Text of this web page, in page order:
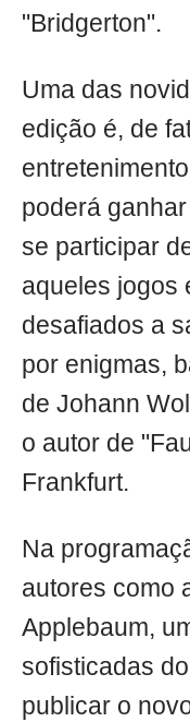
"Bridgerton".
Uma das
edição é, de
poderá
se participar
aqueles jogos
desafiados a
por enigmas,
de Johann
o autor de
Frankfurt.
Na
autores como
Applebaum,
sofisticadas
publicar o